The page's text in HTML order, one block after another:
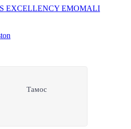
EXCELLENCY EMOMALI
Тамос